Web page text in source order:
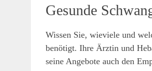
29Okt. 2021
Gesunde
admin
Symptome
Ernährung,
Schwangerschaft,
Spurenelemente
Wissen Sie, wieviele und
benötigt. Ihre Ärztin und
seine Angebote auch den